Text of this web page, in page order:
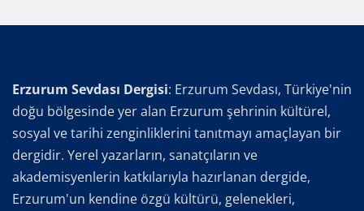
Erzurum Sevdası Dergisi: Erzurum Sevdası, Türkiye'nin
doğu bölgesinde yer alan Erzurum şehrinin kültürel,
sosyal ve tarihi zenginliklerini tanıtmayı amaçlayan bir
dergidir. Yerel yazarların, sanatçıların ve
akademisyenlerin katkılarıyla hazırlanan dergide,
Erzurum'un kendine özgü kültürü, gelenekleri,